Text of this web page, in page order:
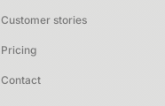
Customer stories
Pricing
Contact